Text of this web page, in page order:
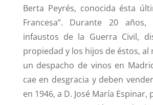
Berta Peyrés, conocida ésta
Francesa”. Durante 20
infaustos de la Guerra Civil,
propiedad y los hijos de éstos, al
un despacho de vinos en
cae en desgracia y deben
en 1946, a D. José María